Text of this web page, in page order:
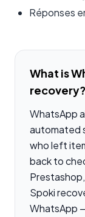
Réponses
What is
recovery?
WhatsApp
automated
who left
back to
Spoki
WhatsApp